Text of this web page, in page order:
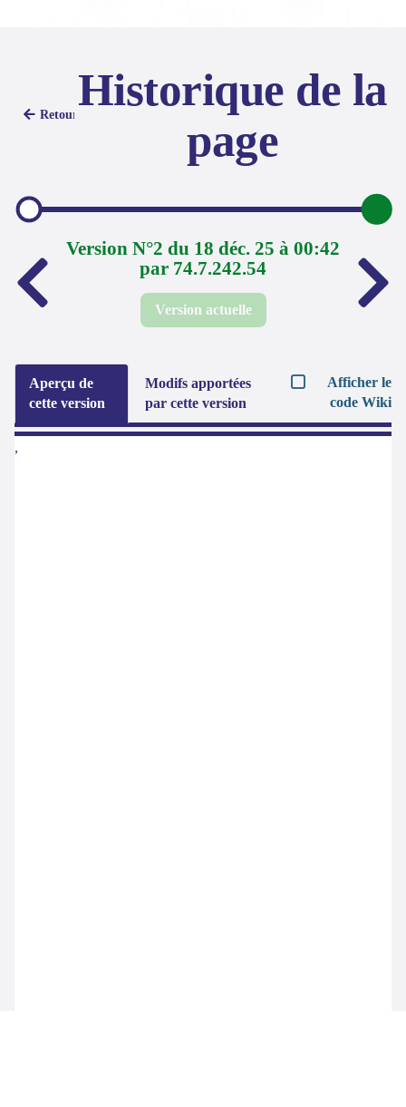
Retour Historique de la
page
Version N°2 du 18 déc. 25 à 00:42
par 74.7.242.54
Version actuelle
Aperçu de
cette version
Modifs apportées
par cette version
Afficher le
code Wiki